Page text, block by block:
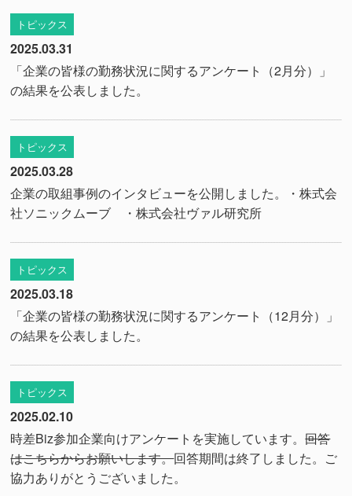
トピックス
2025.03.31
「企業の皆様の勤務状況に関するアンケート（2月分）」
の結果を公表しました。
トピックス
2025.03.28
企業の取組事例のインタビューを公開しました。
・株式会
社ソニックムーブ
・株式会社ヴァル研究所
トピックス
2025.03.18
「企業の皆様の勤務状況に関するアンケート（12月分）」
の結果を公表しました。
トピックス
2025.02.10
時差Biz参加企業向けアンケートを実施しています。回答
はこちらからお願いします。回答期間は終了しました。ご
協力ありがとうございました。